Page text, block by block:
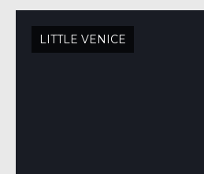
LITTLE VENICE